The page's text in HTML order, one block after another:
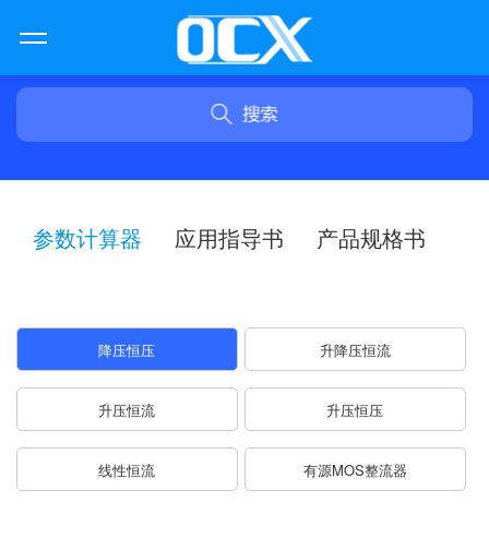
参数计算器 应用指导书 产品规格书
降压恒压 升降压恒流
升压恒流 升压恒压
线性恒流 有源MOS整流器